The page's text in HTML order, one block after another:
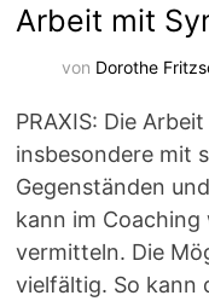
Arbeit mit
von Dorothe
PRAXIS: Die
insbesondere mit
Gegenständen
kann im
vermitteln. Die
vielfältig. So kann